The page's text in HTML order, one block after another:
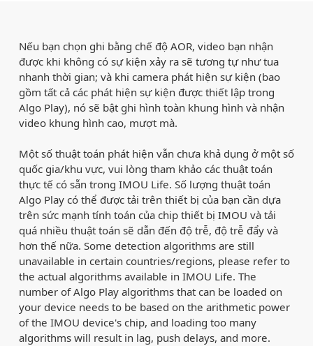
Nếu bạn chọn ghi bằng chế độ AOR, video bạn nhận
được khi không có sự kiện xảy ra sẽ tương tự như tua
nhanh thời gian; và khi camera phát hiện sự kiện (bao
gồm tất cả các phát hiện sự kiện được thiết lập trong
Algo Play), nó sẽ bật ghi hình toàn khung hình và nhận
video khung hình cao, mượt mà.
Một số thuật toán phát hiện vẫn chưa khả dụng ở một số
quốc gia/khu vực, vui lòng tham khảo các thuật toán
thực tế có sẵn trong IMOU Life. Số lượng thuật toán
Algo Play có thể được tải trên thiết bị của bạn cần dựa
trên sức mạnh tính toán của chip thiết bị IMOU và tải
quá nhiều thuật toán sẽ dẫn đến độ trễ, độ trễ đẩy và
hơn thế nữa. Some detection algorithms are still
unavailable in certain countries/regions, please refer to
the actual algorithms available in IMOU Life. The
number of Algo Play algorithms that can be loaded on
your device needs to be based on the arithmetic power
of the IMOU device's chip, and loading too many
algorithms will result in lag, push delays, and more.